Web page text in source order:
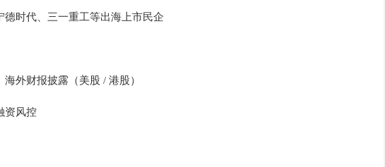
时代、三一重工等出海上市民企
外财报披露（美股 / 港股）
资风控